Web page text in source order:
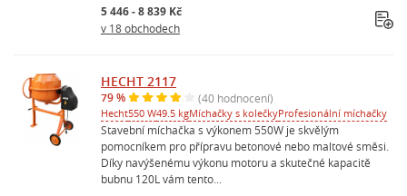
5 446 - 8 839 Kč
v 18 obchodech
HECHT 2117
79 % (40 hodnocení)
Hecht550 W49.5 kgMíchačky s kolečkyProfesionální míchačky
Stavební míchačka s výkonem 550W je skvělým
pomocníkem pro přípravu betonové nebo maltové směsi.
Díky navýšenému výkonu motoru a skutečné kapacitě
bubnu 120L vám tento...